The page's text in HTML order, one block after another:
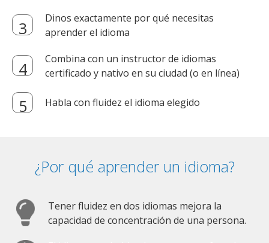
Dinos exactamente por qué necesitas
aprender el idioma
Combina con un instructor de idiomas
certificado y nativo en su ciudad (o en línea)
Habla con fluidez el idioma elegido
¿Por qué aprender un idioma?
Tener fluidez en dos idiomas mejora la
capacidad de concentración de una persona.